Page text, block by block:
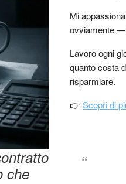
che
Mi
ovviamente —
Lavoro ogni
quanto costa
risparmiare.
👉Scopri di